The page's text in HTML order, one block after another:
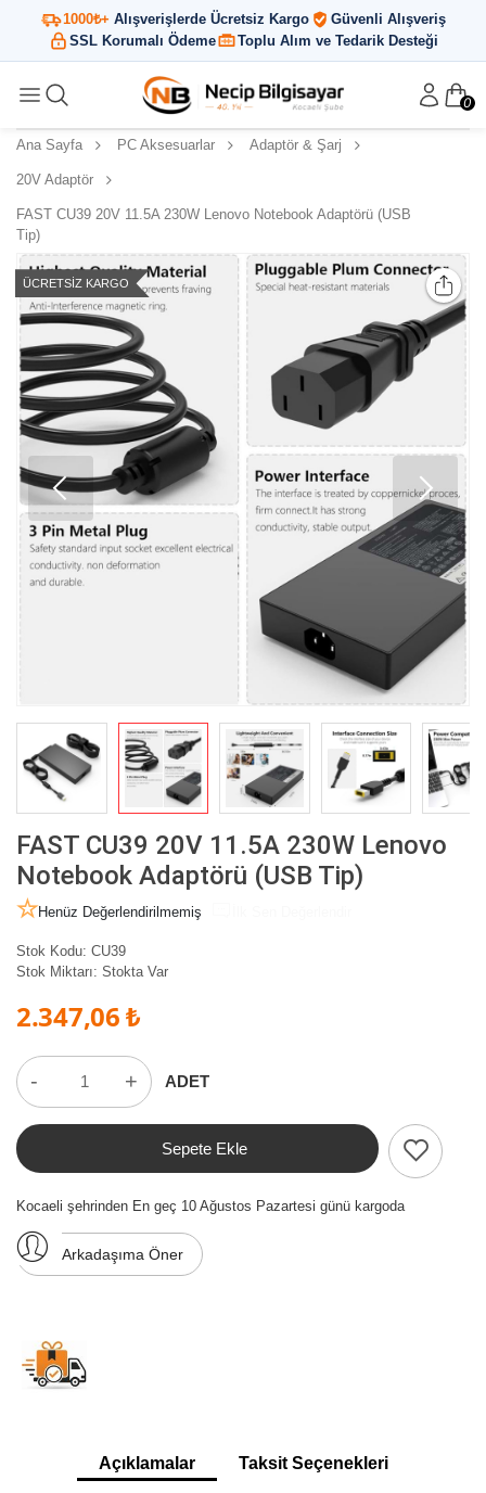
1000₺+ Alışverişlerde Ücretsiz Kargo
Güvenli Alışveriş
SSL Korumalı Ödeme
Toplu Alım ve Tedarik Desteği
0
Ana Sayfa PC Aksesuarlar Adaptör & Şarj
20V Adaptör
FAST CU39 20V 11.5A 230W Lenovo Notebook Adaptörü (USB
Tip)
ÜCRETSIZ KARGO
FAST CU39 20V 11.5A 230W Lenovo
Notebook Adaptörü (USB Tip)
Henüz Değerlendirilmemiş
Stok Kodu: CU39
Stok Miktarı: Stokta Var
2.347,06 ₺
- + ADET
Sepete Ekle
Kocaeli şehrinden En geç 10 Ağustos Pazartesi günü kargoda
Arkadaşıma Öner
Açıklamalar Taksit Seçenekleri